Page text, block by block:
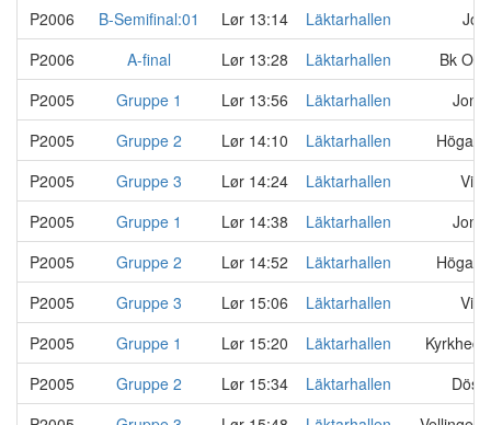
P2006
B-Semifinal:01 Lør 13:14 Läktarhallen
P2006
A-final Lør 13:28 Läktarhallen
Bk
P2005
Gruppe 1 Lør 13:56 Läktarhallen
P2005
Gruppe 2 Lør 14:10 Läktarhallen
P2005
Gruppe 3 Lør 14:24 Läktarhallen
P2005
Gruppe 1 Lør 14:38 Läktarhallen
P2005
Gruppe 2 Lør 14:52 Läktarhallen
P2005
Gruppe 3 Lør 15:06 Läktarhallen
P2005
Gruppe 1 Lør 15:20 Läktarhallen
P2005
Gruppe 2 Lør 15:34 Läktarhallen